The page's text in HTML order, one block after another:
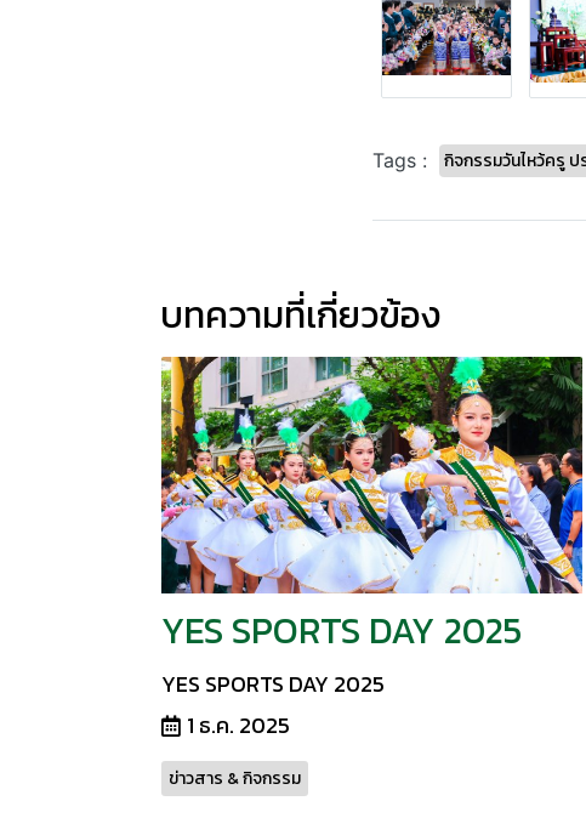
Tags : กิจกรรมวันไหว้ครู
บทความที่เกี่ยวข้อง
YES SPORTS DAY 2025
YES SPORTS DAY 2025
1 ธ.ค. 2025
ข่าวสาร & กิจกรรม